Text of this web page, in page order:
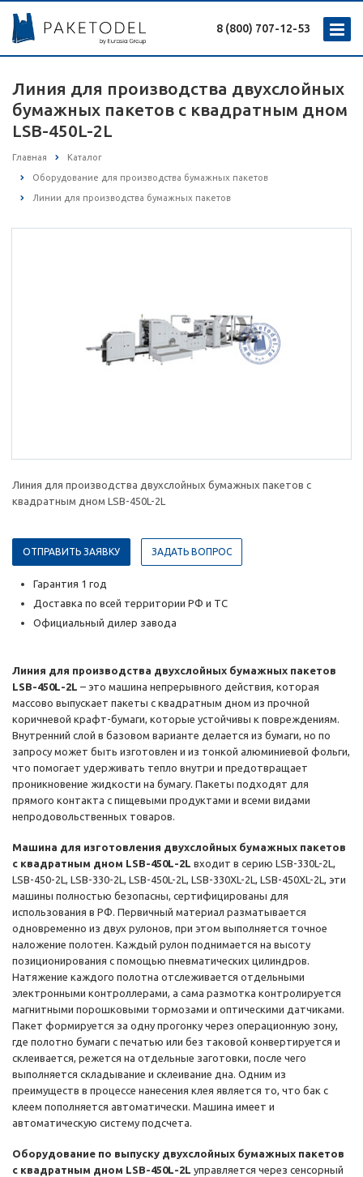
8 (800) 707-12-53
Линия для производства двухслойных
бумажных пакетов с квадратным дном
LSB-450L-2L
Главная Каталог
Оборудование для производства бумажных пакетов
Линии для производства бумажных пакетов
Линия для производства двухслойных бумажных пакетов с
квадратным дном LSB-450L-2L
ОТПРАВИТЬ ЗАЯВКУ ЗАДАТЬ ВОПРОС
Гарантия 1 год
Доставка по всей территории РФ и ТС
Официальный дилер завода
Линия для производства двухслойных бумажных пакетов
LSB-450L-2L – это машина непрерывного действия, которая
массово выпускает пакеты с квадратным дном из прочной
коричневой крафт-бумаги, которые устойчивы к повреждениям.
Внутренний слой в базовом варианте делается из бумаги, но по
запросу может быть изготовлен и из тонкой алюминиевой фольги,
что помогает удерживать тепло внутри и предотвращает
проникновение жидкости на бумагу. Пакеты подходят для
прямого контакта с пищевыми продуктами и всеми видами
непродовольственных товаров.
Машина для изготовления двухслойных бумажных пакетов
с квадратным дном LSB-450L-2L входит в серию LSB-330L-2L,
LSB-450-2L, LSB-330-2L, LSB-450L-2L, LSB-330XL-2L, LSB-450XL-2L, эти
машины полностью безопасны, сертифицированы для
использования в РФ. Первичный материал разматывается
одновременно из двух рулонов, при этом выполняется точное
наложение полотен. Каждый рулон поднимается на высоту
позиционирования с помощью пневматических цилиндров.
Натяжение каждого полотна отслеживается отдельными
электронными контроллерами, а сама размотка контролируется
магнитными порошковыми тормозами и оптическими датчиками.
Пакет формируется за одну прогонку через операционную зону,
где полотно бумаги с печатью или без таковой конвертируется и
склеивается, режется на отдельные заготовки, после чего
выполняется складывание и склеивание дна. Одним из
преимуществ в процессе нанесения клея является то, что бак с
клеем пополняется автоматически. Машина имеет и
автоматическую систему подсчета.
Оборудование по выпуску двухслойных бумажных пакетов
с квадратным дном LSB-450L-2L управляется через сенсорный